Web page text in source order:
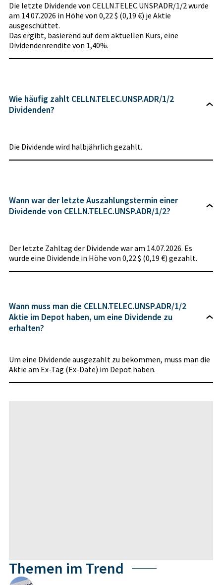
Die letzte Dividende von CELLN.TELEC.UNSP.ADR/1/2 wurde
am 14.07.2026 in Höhe von 0,22 $ (0,19 €) je Aktie
ausgeschüttet.
Das ergibt, basierend auf dem aktuellen Kurs, eine
Dividendenrendite von 1,40%.
Wie häufig zahlt CELLN.TELEC.UNSP.ADR/1/2
Dividenden?
Die Dividende wird halbjährlich gezahlt.
Wann war der letzte Auszahlungstermin einer
Dividende von CELLN.TELEC.UNSP.ADR/1/2?
Der letzte Zahltag der Dividende war am 14.07.2026. Es
wurde eine Dividende in Höhe von 0,22 $ (0,19 €) gezahlt.
Wann muss man die CELLN.TELEC.UNSP.ADR/1/2
Aktie im Depot haben, um eine Dividende zu
erhalten?
Um eine Dividende ausgezahlt zu bekommen, muss man die
Aktie am Ex-Tag (Ex-Date) im Depot haben.
Themen im Trend